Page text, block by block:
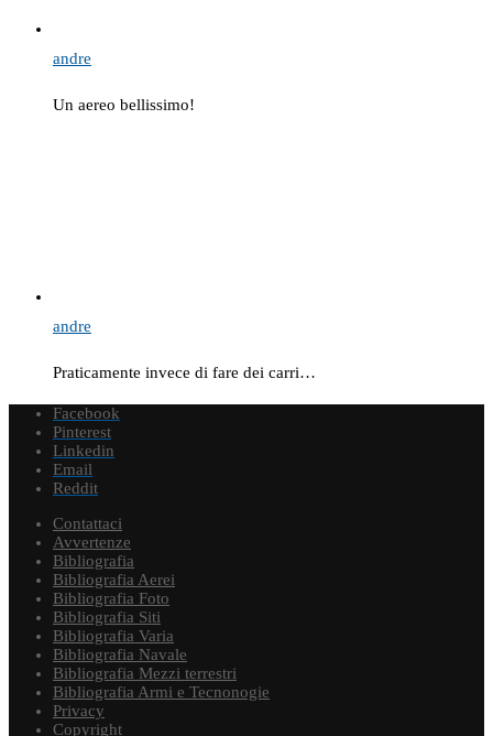
andre
Un aereo bellissimo!
andre
Praticamente invece di fare dei carri…
Facebook
Pinterest
Linkedin
Email
Reddit
Contattaci
Avvertenze
Bibliografia
Bibliografia Aerei
Bibliografia Foto
Bibliografia Siti
Bibliografia Varia
Bibliografia Navale
Bibliografia Mezzi terrestri
Bibliografia Armi e Tecnonogie
Privacy
Copyright